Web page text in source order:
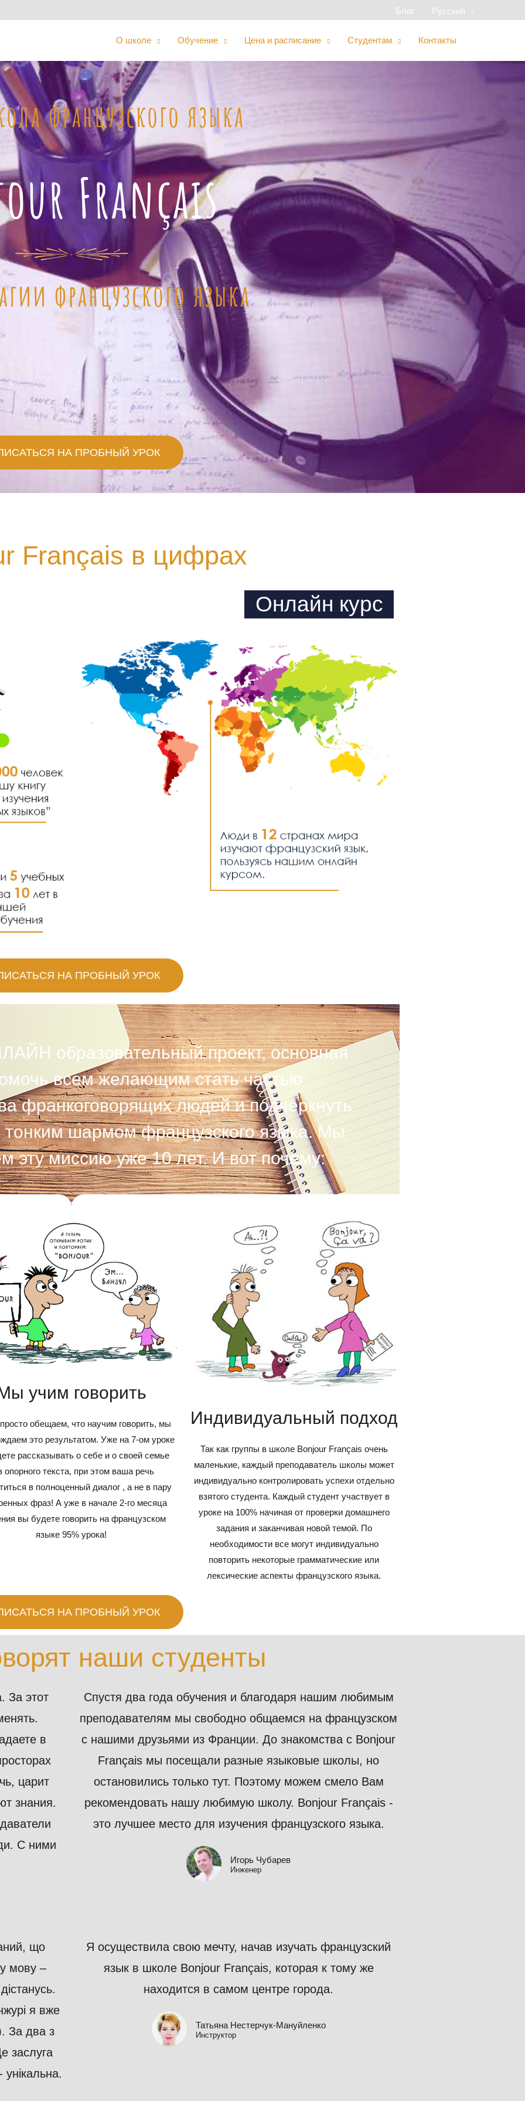
Блог Русский
О школе Обучение Цена и расписание Студентам Контакты
французского языка
Français
французского языка
НА ПРОБНЫЙ УРОК
Français в цифрах
Онлайн курс
НА ПРОБНЫЙ УРОК
образовательный проект, основная
всем желающим стать частью
франкоговорящих людей и подчеркнуть
шармом французского языка. Мы
эту миссию уже 10 лет. И вот почему:
учим говорить
обещаем, что научим говорить, мы
это результатом. Уже на 7-ом уроке
рассказывать о себе и о своей семье
опорного текста, при этом ваша речь
в полноценный диалог , а не в пару
фраз! А уже в начале 2-го месяца
вы будете говорить на французском
языке 95% урока!
Индивидуальный подход
Так как группы в школе Bonjour Français очень
маленькие, каждый преподаватель школы может
индивидуально контролировать успехи отдельно
взятого студента. Каждый студент участвует в
уроке на 100% начиная от проверки домашнего
задания и заканчивая новой темой. По
необходимости все могут индивидуально
повторить некоторые грамматические или
лексические аспекты французского языка.
НА ПРОБНЫЙ УРОК
наши студенты
За этот
в
царит
знания.
С ними
Спустя два года обучения и благодаря нашим любимым
преподавателям мы свободно общаемся на французском
с нашими друзьями из Франции. До знакомства с Bonjour
Français мы посещали разные языковые школы, но
остановились только тут. Поэтому можем смело Вам
рекомендовать нашу любимую школу. Bonjour Français -
это лучшее место для изучения французского языка.
Игорь Чубарев
Инженер
що
мову –
я вже
За два з
заслуга
Я осуществила свою мечту, начав изучать французский
язык в школе Bonjour Français, которая к тому же
находится в самом центре города.
Татьяна Нестерчук-Мануйленко
Инструктор